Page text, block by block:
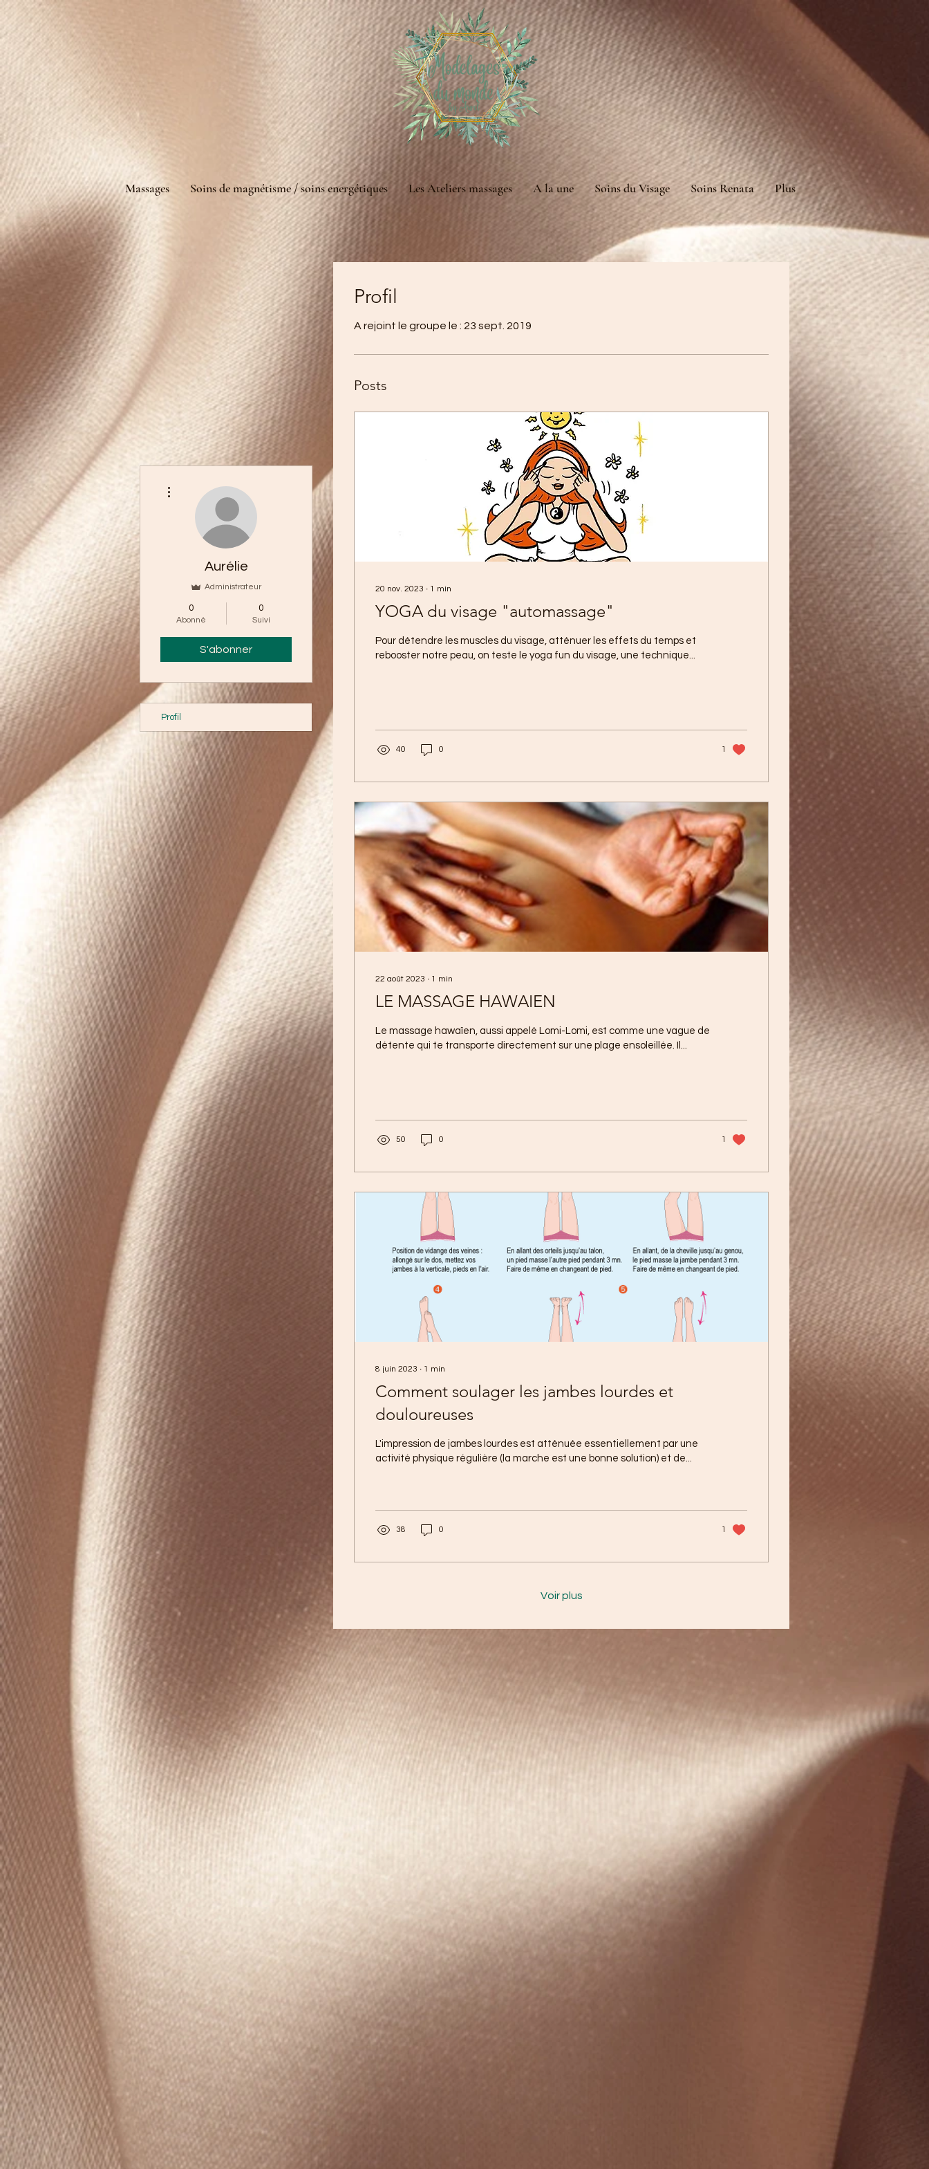
Massages Soins de magnétisme / soins energétiques Les Ateliers massages A la une Soins du Visage Soins Renata Plus
Profil
A rejoint le groupe le : 23 sept. 2019
Posts
20 nov. 2023 ∙ 1 min
YOGA du visage "automassage"
Pour détendre les muscles du visage, atténuer les effets du temps et
rebooster notre peau, on teste le yoga fun du visage, une technique...
40 0 1
22 août 2023 ∙ 1 min
LE MASSAGE HAWAIEN
Le massage hawaïen, aussi appelé Lomi-Lomi, est comme une vague de
détente qui te transporte directement sur une plage ensoleillée. Il...
50 0 1
8 juin 2023 ∙ 1 min
Comment soulager les jambes lourdes et
douloureuses
L'impression de jambes lourdes est atténuée essentiellement par une
activité physique régulière (la marche est une bonne solution) et de...
38 0 1
Voir plus
Aurélie
Administrateur
0
Abonné
0
Suivi
S'abonner
Profil